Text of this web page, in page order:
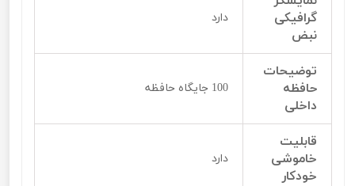
گرافیکی
نبض
دارد
توضیحات
حافظه
داخلی
100 جایگاه حافظه
قابلیت
خاموشی
خودکار
دارد